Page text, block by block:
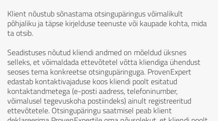
Klient nõustub sõnastama otsingupäringus võimalikult
põhjaliku ja täpse kirjelduse teenuste või kaupade kohta, mida
ta otsib.
Seadistuses nõutud kliendi andmed on mõeldud üksnes
selleks, et võimaldada ettevõtetel võtta kliendiga ühendust
seoses tema konkreetse otsingupäringuga. ProvenExpert
edastab kontaktivajaduse koos kliendi poolt esitatud
kontaktandmetega (e-posti aadress, telefoninumber,
võimalusel tegevuskoha postiindeks) ainult registreeritud
ettevõtetele. Otsingupäringu saatmisel peab klient